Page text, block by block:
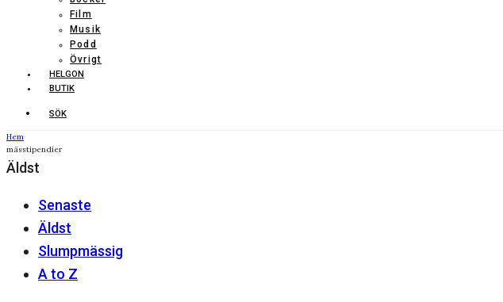
Film
Musik
Podd
Övrigt
HELGON
BUTIK
SÖK
Hem
mässtipendier
Äldst
Senaste
Äldst
Slumpmässig
A to Z